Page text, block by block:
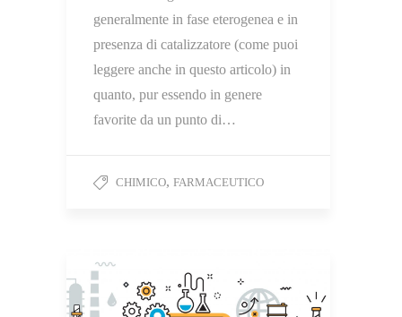
generalmente in fase eterogenea e in
presenza di catalizzatore (come puoi
leggere anche in questo articolo) in
quanto, pur essendo in genere
favorite da un punto di…
CHIMICO, FARMACEUTICO